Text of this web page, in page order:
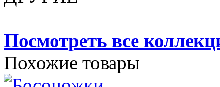
Посмотреть все
Похожие товары